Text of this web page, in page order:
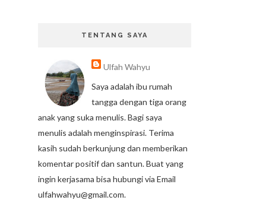
TENTANG SAYA
Ulfah Wahyu
Saya adalah ibu rumah
tangga dengan tiga orang
anak yang suka menulis. Bagi saya
menulis adalah menginspirasi. Terima
kasih sudah berkunjung dan memberikan
komentar positif dan santun. Buat yang
ingin kerjasama bisa hubungi via Email
ulfahwahyu@gmail.com.